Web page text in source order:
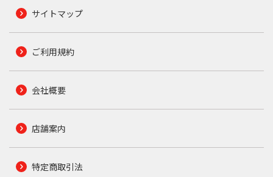
サイトマップ
ご利用規約
会社概要
店舗案内
特定商取引法